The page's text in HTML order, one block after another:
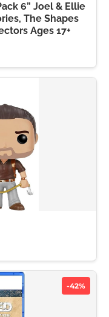
6” Joel & Ellie
The Shapes
Ages 17+
-42%